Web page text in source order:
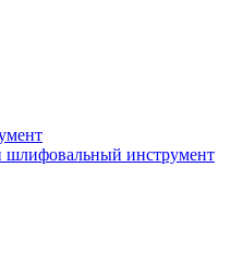
шлифовальный инструмент